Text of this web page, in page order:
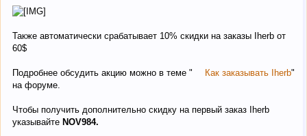
Также автоматически срабатывает 10% скидки на заказы Iherb от
60$
Подробнее обсудить акцию можно в теме " Как заказывать Iherb"
на форуме.
Чтобы получить дополнительно скидку на первый заказ Iherb
указывайте NOV984.